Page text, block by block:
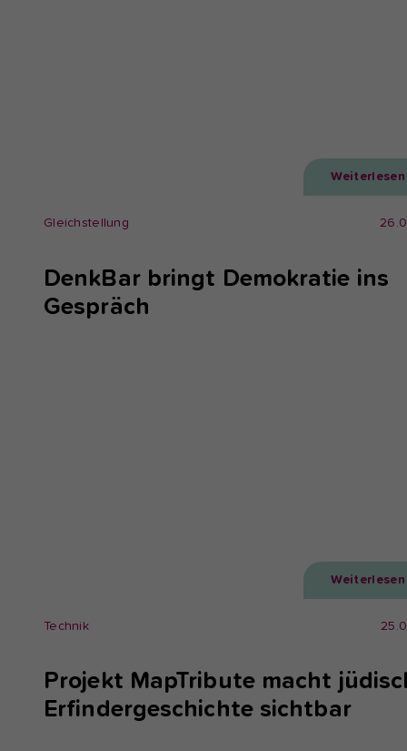
Weiterlesen
Gleichstellung
DenkBar bringt Demokratie ins
Gespräch
Weiterlesen
Technik
Projekt MapTribute macht
Erfindergeschichte sichtbar